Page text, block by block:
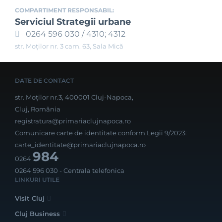
COMPARTIMENT RESPONSABIL:
Serviciul Strategii urbane
0264 596 030 / 4310; 4312
str. Moților nr. 3 cam. 63, Sala Mică
DATE DE CONTACT
str. Moților nr.3, 400001 Cluj-Napoca,
Cluj, România
registratura@primariaclujnapoca.ro
Comunicare carte de identitate conform Legii 9/2023:
carte_identitate@primariaclujnapoca.ro
0264984
0264 596 030 - Centrala telefonica
LINKURI UTILE
Visit Cluj
Cluj Business